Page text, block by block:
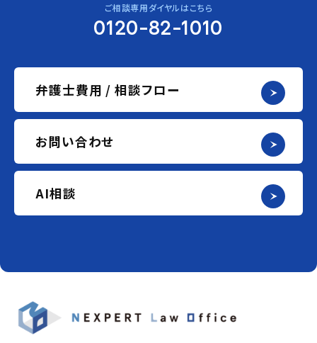
ご相談専用ダイヤルはこちら
0120-82-1010
弁護士費用 / 相談フロー
お問い合わせ
AI相談